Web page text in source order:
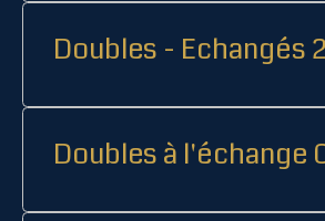
Doubles - Echangés 2